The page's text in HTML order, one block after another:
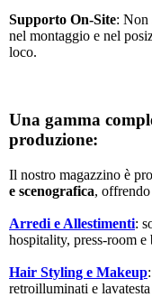
Supporto On-Site: Non
nel montaggio e nel
loco.
Una gamma
produzione:
Il nostro magazzino è
e scenografica,
Arredi e Allestimenti:
hospitality, press-room e
Hair Styling e Makeup
retroilluminati e